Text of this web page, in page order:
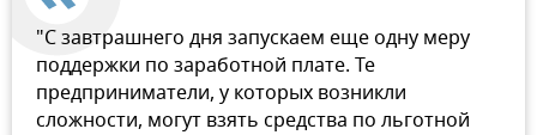
"С завтрашнего дня запускаем еще одну меру
поддержки по заработной плате. Те
предприниматели, у которых возникли
сложности, могут взять средства по льготной